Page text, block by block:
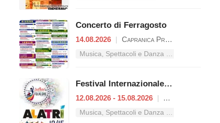
Concerto di Ferragosto
14.08.2026 | Capranica Prenestina
Musica, Spettacoli e Danza nel Lazio
Festival Internazionale del Folklore
12.08.2026 - 15.08.2026 |
Musica, Spettacoli e Danza nel Lazio